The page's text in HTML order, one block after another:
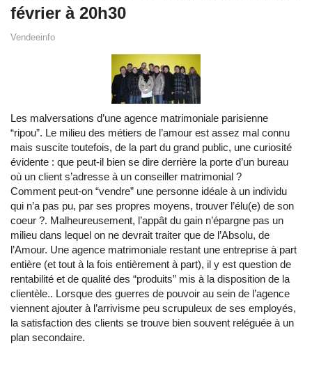
février à 20h30
Vendeeinfo
Les malversations d’une agence matrimoniale parisienne
“ripou”. Le milieu des métiers de l’amour est assez mal connu
mais suscite toutefois, de la part du grand public, une curiosité
évidente : que peut-il bien se dire derrière la porte d’un bureau
où un client s’adresse à un conseiller matrimonial ?
Comment peut-on “vendre” une personne idéale à un individu
qui n’a pas pu, par ses propres moyens, trouver l’élu(e) de son
coeur ?. Malheureusement, l’appât du gain n’épargne pas un
milieu dans lequel on ne devrait traiter que de l’Absolu, de
l’Amour. Une agence matrimoniale restant une entreprise à part
entière (et tout à la fois entièrement à part), il y est question de
rentabilité et de qualité des “produits” mis à la disposition de la
clientèle.. Lorsque des guerres de pouvoir au sein de l’agence
viennent ajouter à l’arrivisme peu scrupuleux de ses employés,
la satisfaction des clients se trouve bien souvent reléguée à un
plan secondaire.